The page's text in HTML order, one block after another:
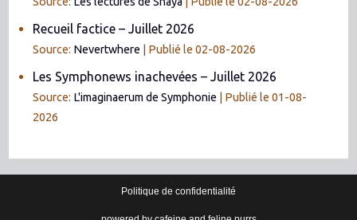
Recueil factice – Juillet 2026
Source: Nevertwhere Publié le 02-08-2026
Les Symphonews inachevées – Juillet 2026
Source: L'imaginaerum de Symphonie
Publié le 01-08-
2026
Politique de confidentialité